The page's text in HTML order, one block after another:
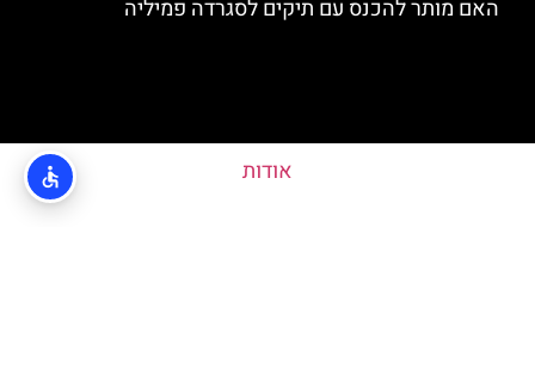
האם מותר להכנס עם תיקים לסגרדה פמיליה
אודות